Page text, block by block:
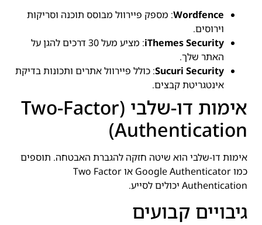
Wordfence: מספק פיירוול מבוסס תוכנה וסריקות
וירוסים.
iThemes Security
: מציע מעל 30 דרכים להגן על
האתר שלך.
Sucuri Security: כולל פיירוול אתרים ותכונות בדיקת
אינטגריטת קבצים.
אימות דו-שלבי (Two-Factor
Authentication)
אימות דו-שלבי הוא שיטה חזקה להגברת האבטחה. תוספים
כמו Google Authenticator או Two Factor
Authentication יכולים לסייע.
גיבויים קבועים